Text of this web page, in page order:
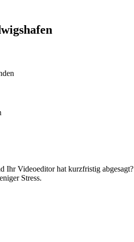
Ihr Videoeditor hat kurzfristig
Stress.